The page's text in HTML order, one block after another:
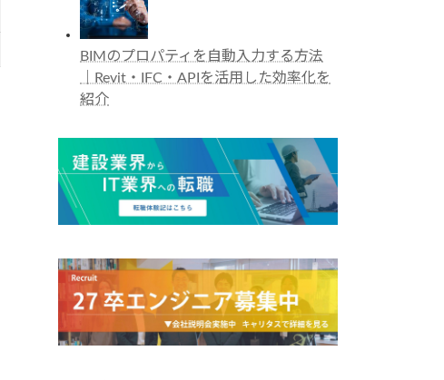
BIMのプロパティを自動入力する方法
｜Revit・IFC・APIを活用した効率化を
紹介